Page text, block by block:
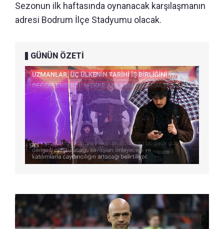
Sezonun ilk haftasında oynanacak karşılaşmanın
adresi Bodrum İlçe Stadyumu olacak.
GÜNÜN ÖZETİ